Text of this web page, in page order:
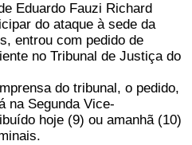
Eduardo Fauzi Richard
do ataque à sede da
entrou com pedido de
no Tribunal de Justiça do
do tribunal, o pedido,
na Segunda Vice-
hoje (9) ou amanhã (10)